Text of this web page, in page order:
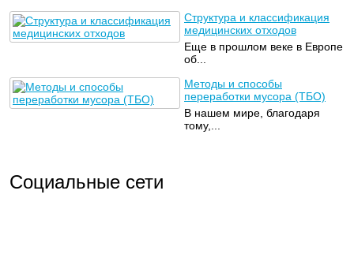
Структура и классификация
медицинских отходов
Еще в прошлом веке в Европе
об...
Методы и способы
переработки мусора (ТБО)
В нашем мире, благодаря
тому,...
Социальные сети